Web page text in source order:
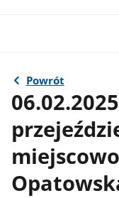
Powrót